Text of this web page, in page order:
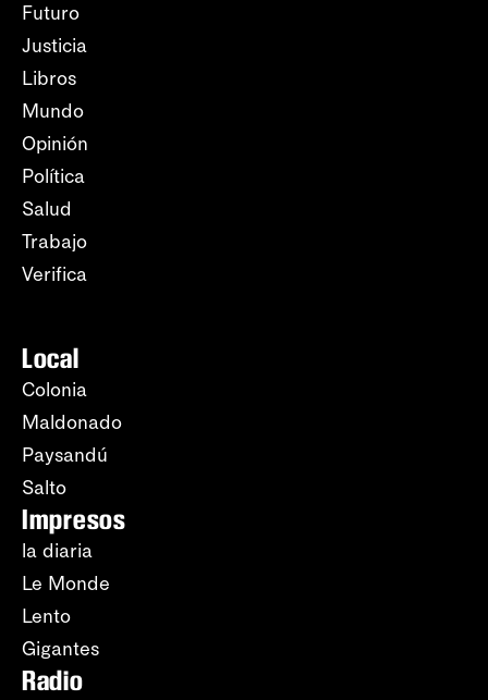
Futuro
Justicia
Libros
Mundo
Opinión
Política
Salud
Trabajo
Verifica
Local
Colonia
Maldonado
Paysandú
Salto
Impresos
la diaria
Le Monde
Lento
Gigantes
Radio